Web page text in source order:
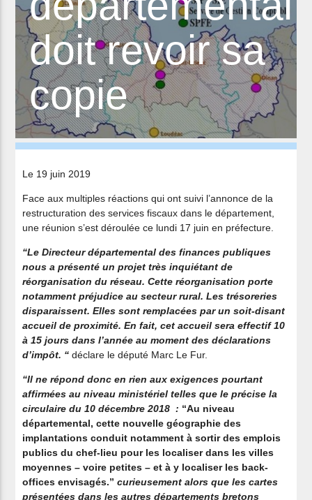
doit revoir sa
copie
Le 19 juin 2019
Face aux multiples réactions qui ont suivi l’annonce de la
restructuration des services fiscaux dans le département,
une réunion s’est déroulée ce lundi 17 juin en préfecture.
“Le Directeur départemental des finances publiques
nous a présenté un projet très inquiétant de
réorganisation du réseau. Cette réorganisation porte
notamment préjudice au secteur rural. Les trésoreries
disparaissent. Elles sont remplacées par un soit-disant
accueil de proximité. En fait, cet accueil sera effectif 10
à 15 jours dans l’année au moment des déclarations
d’impôt. “ déclare le député Marc Le Fur.
“Il ne répond donc en rien aux exigences pourtant
affirmées au niveau ministériel telles que le précise la
circulaire du 10 décembre 2018 : “Au niveau
départemental, cette nouvelle géographie des
implantations conduit notamment à sortir des emplois
publics du chef-lieu pour les localiser dans les villes
moyennes – voire petites – et à y localiser les back-
offices envisagés.” curieusement alors que les cartes
présentées dans les autres départements bretons